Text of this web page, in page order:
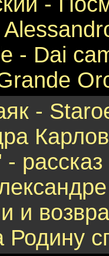
- Dai
-
-
и
Родину